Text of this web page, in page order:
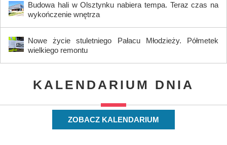
Budowa hali w Olsztynku nabiera tempa. Teraz czas na
wykończenie wnętrza
Nowe życie stuletniego Pałacu Młodzieży. Półmetek
wielkiego remontu
KALENDARIUM DNIA
ZOBACZ KALENDARIUM